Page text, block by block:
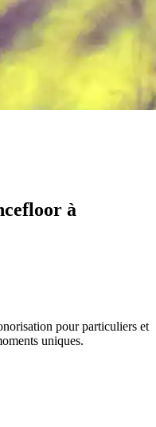
à
pour particuliers et
uniques.